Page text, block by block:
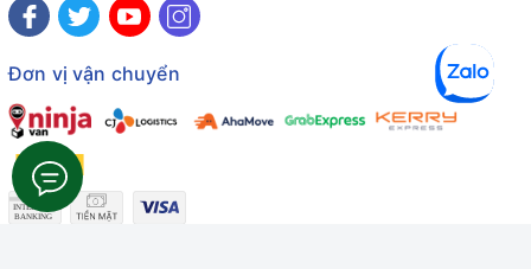
Đơn vị vận chuyển